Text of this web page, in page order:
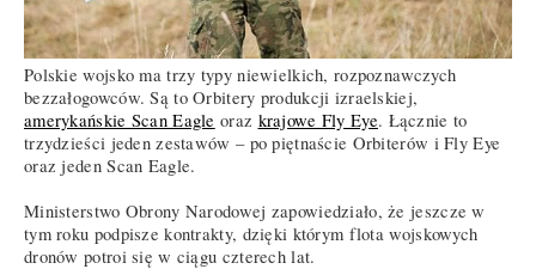
Polskie wojsko ma trzy typy niewielkich, rozpoznawczych
bezzałogowców. Są to Orbitery produkcji izraelskiej,
amerykańskie Scan Eagle oraz krajowe Fly Eye. Łącznie to
trzydzieści jeden zestawów – po piętnaście Orbiterów i Fly Eye
oraz jeden Scan Eagle.
Ministerstwo Obrony Narodowej zapowiedziało, że jeszcze w
tym roku podpisze kontrakty, dzięki którym flota wojskowych
dronów potroi się w ciągu czterech lat.